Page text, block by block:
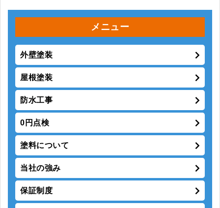
メニュー
外壁塗装
屋根塗装
防水工事
0円点検
塗料について
当社の強み
保証制度